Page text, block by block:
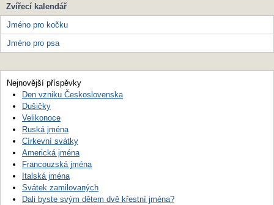
Zvířecí kalendář
Jméno pro kočku
Jméno pro psa
Nejnovější příspěvky
Den vzniku Československa
Dušičky
Velikonoce
Ruská jména
Církevní svátky
Americká jména
Francouzská jména
Italská jména
Svátek zamilovaných
Dali byste svým dětem dvě křestní jména?